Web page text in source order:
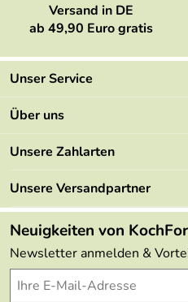
Versand in DE
ab 49,90 Euro gratis
Unser Service
Kontakt
Mehrwertsteuerfrei
Retourenportal
FAQs
Lieferbedingungen
Delivery Terms
Kundenlogin
Über uns
Marken
Angebote
Made in Germany
Themen
Wir über uns
Unsere Zahlarten
Unsere Versandpartner
Neuigkeiten von
Newsletter anmelden &